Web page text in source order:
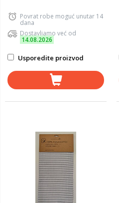
Povrat robe moguć unutar 14
dana
Dostavljamo već od
14.08.2026
Usporedite proizvod